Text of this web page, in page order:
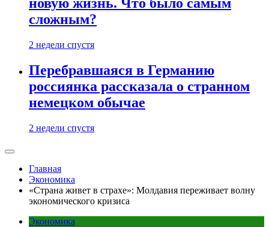
новую жизнь. Что было самым
сложным?
2 недели спустя
Перебравшаяся в Германию
россиянка рассказала о странном
немецком обычае
2 недели спустя
Главная
Экономика
«Страна живет в страхе»: Молдавия переживает волну
экономического кризиса
Экономика